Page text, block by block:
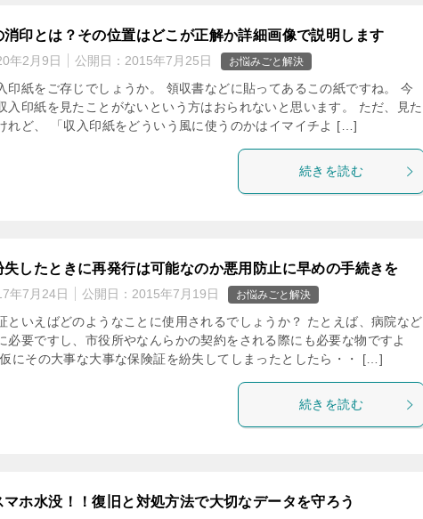
消印とは？その位置はどこが正解か詳細画像で説明します
年2月9日 公開日： 2015年7月25日 お悩みごと解決
印紙をご存じでしょうか。 領収書などに貼ってあるこの紙ですね。 今
入印紙を見たことがないという方はおられないと思います。 ただ、見た
れど、 「収入印紙をどういう風に使うのかはイマイチよ […]
続きを読む
失したときに再発行は可能なのか悪用防止に早めの手続きを
年7月24日 公開日： 2015年7月19日 お悩みごと解決
といえばどのようなことに使用されるでしょうか？ たとえば、病院など
必要ですし、市役所やなんらかの契約をされる際にも必要な物ですよ
にその大事な大事な保険証を紛失してしまったとしたら・・ […]
続きを読む
マホ水没！！復旧と対処方法で大切なデータを守ろう